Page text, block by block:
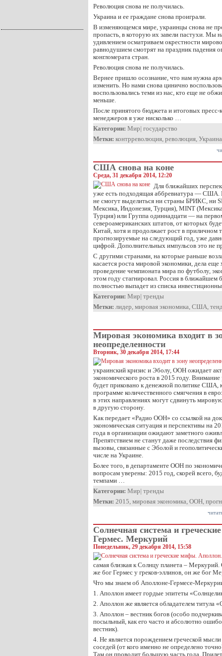
Революция снова не получилась.
Украина и ее граждане снова проиграли.
В изменяющемся мире, украинцы снова не
пропасть, в которую их завели пастухи. Мы
удивлением осматриваем окрестности
равнодушием смотрят на праздник падения
конгломерата стран.
Революция снова не получилась.
Вернее пришло осознание, что нам нужна
изменить. Но нами снова цинично
воспользовались теми из нас, кто еще не
меньше.
После принятого бюджета и итоговых
менеджеров я уже нисколько …
Категории: Мир| государство
Метки: контрреволюция, революция, Украина
США снова на коне
Среда, 31 декабря 2014, 12:20
Для ближайших
уже есть подходящая аббревиатура — США.
не смогут выделиться ни страны БРИКС, ни
Мексика, Индонезия, Турция), MINT
Турция) или Группа одиннадцати — на
североамериканских штатов, от которых
Китай, хотя и продолжает рост в приличном
прогнозируемые на следующий год, уже
цифрой. Дополнительных импульсов это не
С другими странами, на которые раньше
касается роста мировой экономики, дела
проведение чемпионата мира по футболу,
этом году стагнировал. Россия в ближайшем
полностью выпадет из списка
Категории: Мир| тренды
Метки: лидер, мировая экономика, США,
Мировая экономика входит в
неопределенности
Вторник, 30 декабря 2014, 17:44
украинский кризис и Эболу, ООН ожидает
экономического роста в 2015 году.
будет приковано к денежной политике США,
программе количественного смягчения в
в этих направлениях могут сдвинуть
в другую сторону.
Как передает «Радио ООН» со ссылкой на
экономическая ситуация и перспективы на
года в организации ожидают заметного
Препятствием не станут даже последствия
вызовы, связанные с Эболой и
числе на Украине.
Более того, в департаменте ООН по
вопросам уверены: 2015 год, скорей всего,
темпами …
Категории: Мир| тренды
Метки: 2015, мировая экономика, ООН,
Солнечная система и
Гермес. Меркурий
Понедельник, 29 декабря 2014, 15:58
самая близкая к Солнцу планета –
же бог Гермес у греков-эллинов, он же бог
Что мы знаем об Аполлоне-Гермесе-
1. Аполлон имеет гордые эпитеты
2. Аполлон же является обладателем титула
3. Аполлон – вестник богов (особо
посыльный, как его часто и абсолютно
вестник).
4. Не является порождением греческой
соседей (от кого именно не определено
Там он проводит большую часть года.